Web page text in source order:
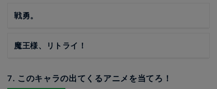
戦勇。
魔王様、リトライ！
7. このキャラの出てくるアニメを当てろ！